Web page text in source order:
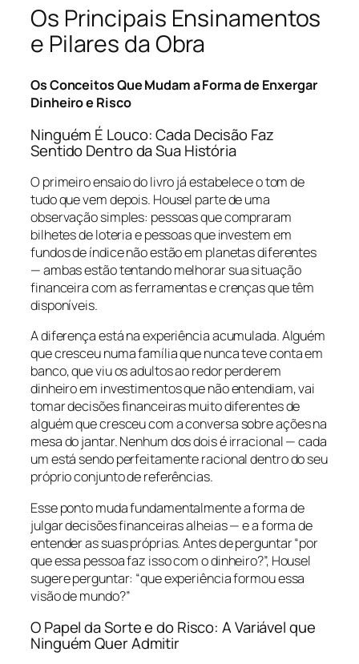
Os Principais Ensinamentos
e Pilares da Obra
Os Conceitos Que Mudam a Forma de Enxergar
Dinheiro e Risco
Ninguém É Louco: Cada Decisão Faz
Sentido Dentro da Sua História
O primeiro ensaio do livro já estabelece o tom de
tudo que vem depois. Housel parte de uma
observação simples: pessoas que compraram
bilhetes de loteria e pessoas que investem em
fundos de índice não estão em planetas diferentes
— ambas estão tentando melhorar sua situação
financeira com as ferramentas e crenças que têm
disponíveis.
A diferença está na experiência acumulada. Alguém
que cresceu numa família que nunca teve conta em
banco, que viu os adultos ao redor perderem
dinheiro em investimentos que não entendiam, vai
tomar decisões financeiras muito diferentes de
alguém que cresceu com a conversa sobre ações na
mesa do jantar. Nenhum dos dois é irracional — cada
um está sendo perfeitamente racional dentro do seu
próprio conjunto de referências.
Esse ponto muda fundamentalmente a forma de
julgar decisões financeiras alheias — e a forma de
entender as suas próprias. Antes de perguntar “por
que essa pessoa faz isso com o dinheiro?”, Housel
sugere perguntar: “que experiência formou essa
visão de mundo?”
O Papel da Sorte e do Risco: A Variável que
Ninguém Quer Admitir